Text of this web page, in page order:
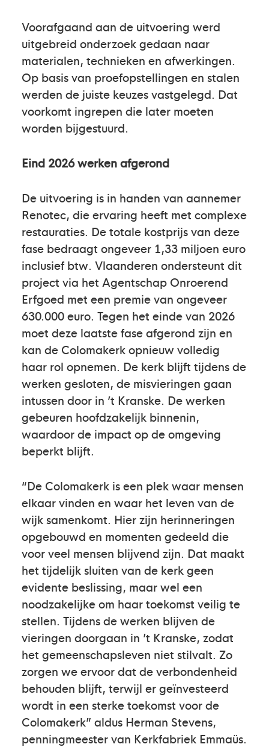
Voorafgaand aan de uitvoering werd
uitgebreid onderzoek gedaan naar
materialen, technieken en afwerkingen.
Op basis van proefopstellingen en stalen
werden de juiste keuzes vastgelegd. Dat
voorkomt ingrepen die later moeten
worden bijgestuurd.
Eind 2026 werken afgerond
De uitvoering is in handen van aannemer
Renotec, die ervaring heeft met complexe
restauraties. De totale kostprijs van deze
fase bedraagt ongeveer 1,33 miljoen euro
inclusief btw. Vlaanderen ondersteunt dit
project via het Agentschap Onroerend
Erfgoed met een premie van ongeveer
630.000 euro. Tegen het einde van 2026
moet deze laatste fase afgerond zijn en
kan de Colomakerk opnieuw volledig
haar rol opnemen. De kerk blijft tijdens de
werken gesloten, de misvieringen gaan
intussen door in ’t Kranske. De werken
gebeuren hoofdzakelijk binnenin,
waardoor de impact op de omgeving
beperkt blijft.
“De Colomakerk is een plek waar mensen
elkaar vinden en waar het leven van de
wijk samenkomt. Hier zijn herinneringen
opgebouwd en momenten gedeeld die
voor veel mensen blijvend zijn. Dat maakt
het tijdelijk sluiten van de kerk geen
evidente beslissing, maar wel een
noodzakelijke om haar toekomst veilig te
stellen. Tijdens de werken blijven de
vieringen doorgaan in ’t Kranske, zodat
het gemeenschapsleven niet stilvalt. Zo
zorgen we ervoor dat de verbondenheid
behouden blijft, terwijl er geïnvesteerd
wordt in een sterke toekomst voor de
Colomakerk” aldus Herman Stevens,
penningmeester van Kerkfabriek Emmaüs.